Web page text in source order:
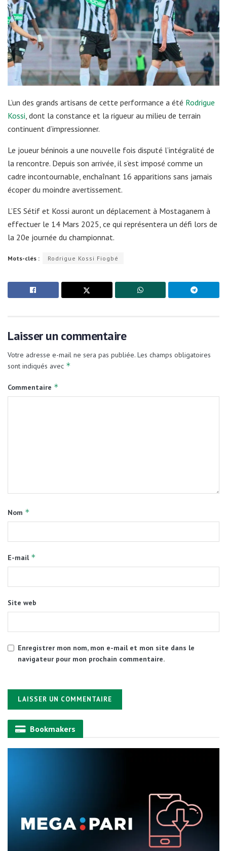
L’un des grands artisans de cette performance a été Rodrigue
Kossi, dont la constance et la rigueur au milieu de terrain
continuent d’impressionner.
Le joueur béninois a une nouvelle fois disputé l’intégralité de
la rencontre. Depuis son arrivée, il s’est imposé comme un
cadre incontournable, enchaînant 16 apparitions sans jamais
écoper du moindre avertissement.
L’ES Sétif et Kossi auront un déplacement à Mostaganem à
effectuer le 14 Mars 2025, ce qui représentera un défi lors de
la 20e journée du championnat.
Mots-clés : Rodrigue Kossi Fiogbé
Laisser un commentaire
Votre adresse e-mail ne sera pas publiée. Les champs obligatoires
sont indiqués avec *
Commentaire *
Nom *
E-mail *
Site web
Enregistrer mon nom, mon e-mail et mon site dans le
navigateur pour mon prochain commentaire.
Alternative:Bookmakers